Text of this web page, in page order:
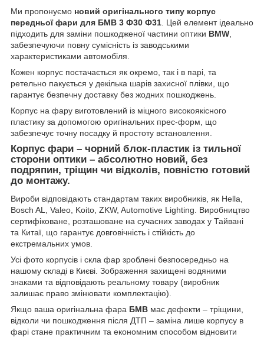
Ми пропонуємо новий оригінального типу корпус
передньої фари для БМВ 3 Ф30 Ф31. Цей елемент ідеально
підходить для заміни пошкодженої частини оптики BMW,
забезпечуючи повну сумісність із заводськими
характеристиками автомобіля.
Кожен корпус постачається як окремо, так і в парі, та
ретельно пакується у декілька шарів захисної плівки, що
гарантує безпечну доставку без жодних пошкоджень.
Корпус на фару виготовлений із міцного високоякісного
пластику за допомогою оригінальних прес-форм, що
забезпечує точну посадку й простоту встановлення.
Корпус фари – чорний блок-пластик із тильної
сторони оптики – абсолютно новий, без
подряпин, тріщин чи відколів, повністю готовий
до монтажу.
Вироби відповідають стандартам таких виробників, як Hella,
Bosch AL, Valeo, Koito, ZKW, Automotive Lighting. Виробництво
сертифіковане, розташоване на сучасних заводах у Тайвані
та Китаї, що гарантує довговічність і стійкість до
екстремальних умов.
Усі фото корпусів і скла фар зроблені безпосередньо на
нашому складі в Києві. Зображення захищені водяними
знаками та відповідають реальному товару (виробник
залишає право змінювати комплектацію).
Якщо ваша оригінальна фара БМВ має дефекти – тріщини,
відколи чи пошкодження після ДТП – заміна лише корпусу в
фарі стане практичним та економним способом відновити